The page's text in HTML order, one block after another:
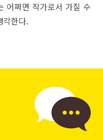
어쩌면 작가로서 가질 수
각한다.